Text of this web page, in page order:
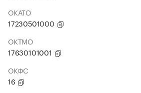
ОКАТО
17230501000
ОКТМО
17630101001
ОКФС
16